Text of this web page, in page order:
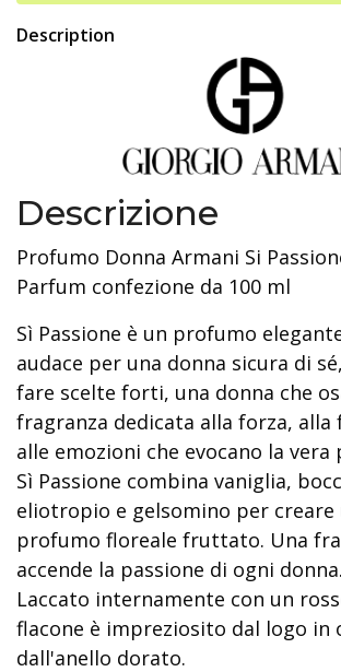
Description
Descrizione
Profumo Donna Armani Si
Parfum confezione da 100 ml
Sì Passione è un profumo
audace per una donna sicura di
fare scelte forti, una donna che
fragranza dedicata alla forza,
alle emozioni che evocano la vera
Sì Passione combina vaniglia,
eliotropio e gelsomino per creare
profumo floreale fruttato. Una
accende la passione di ogni donna.
Laccato internamente con un
flacone è impreziosito dal logo in
dall'anello dorato.